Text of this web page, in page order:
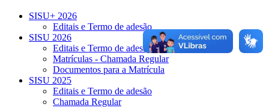
SISU+ 2026
Editais e Termo de adesão
SISU 2026
Editais e Termo de adesão
Matrículas - Chamada Regular
Documentos para a Matrícula
SISU 2025
Editais e Termo de adesão
Chamada Regular